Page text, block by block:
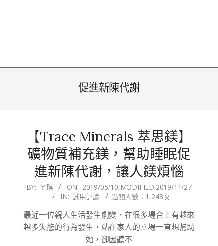
促進新陳代謝
【Trace Minerals 萃思鎂】
礦物質補充鎂，幫助睡眠促
進新陳代謝，讓人鎂煩惱
2019-
10
BY: ㄚ琪 ON: 2019/05/10,MODIFIED:2019/11/27
IN: 試用評論 點閱人數：1,248次
最近一位親人生活發生劇變，在很多場合上有越來
越多失態的行為發生，站在家人的立場一直想幫助
她，卻因聽不